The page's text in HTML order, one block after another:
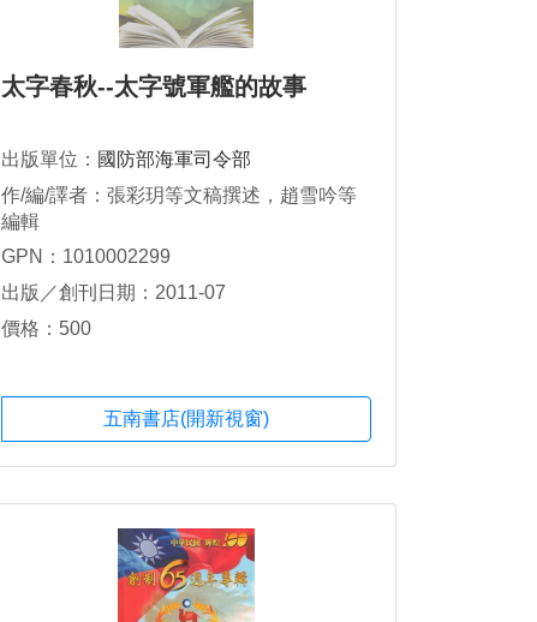
太字春秋--太字號軍艦的故事
出版單位： 國防部海軍司令部
作/編/譯者：張彩玥等文稿撰述，趙雪吟等
編輯
GPN：1010002299
出版／創刊日期：2011-07
價格：500
五南書店(開新視窗)